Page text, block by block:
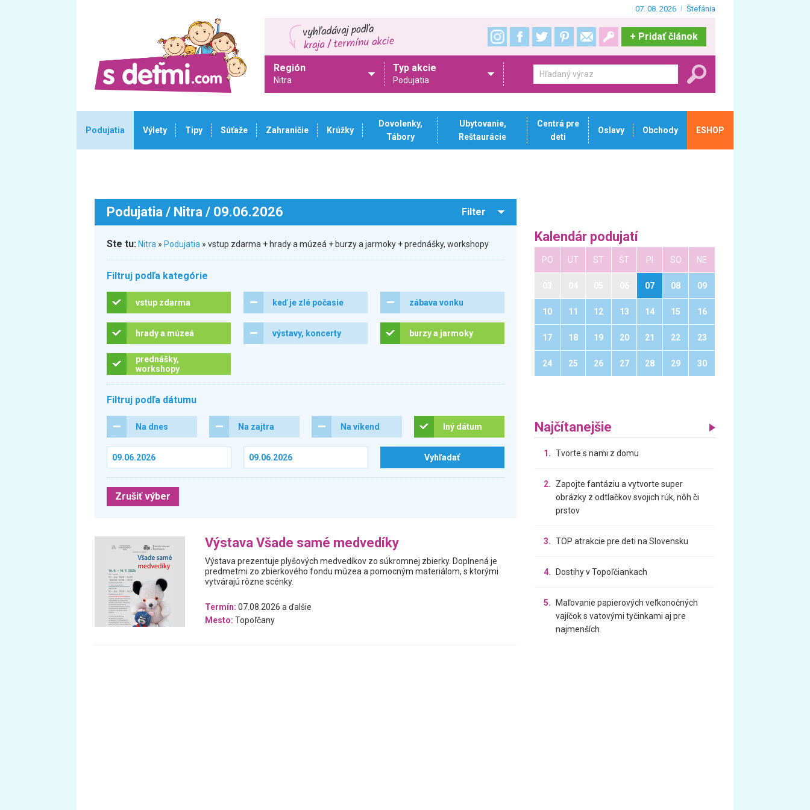
07. 08. 2026 Štefánia
+ Pridať článok
Región
Nitra
Typ akcie
Podujatia
Podujatia Výlety Tipy Súťaže Zahraničie Krúžky
Dovolenky,
Tábory
Ubytovanie,
Reštaurácie
Centrá pre
deti
Oslavy Obchody ESHOP
Podujatia / Nitra / 09.06.2026 Filter
Ste tu: Nitra » Podujatia » vstup zdarma + hrady a múzeá + burzy a jarmoky + prednášky, workshopy
Filtruj podľa kategórie
vstup zdarma keď je zlé počasie zábava vonku
hrady a múzeá výstavy, koncerty burzy a jarmoky
prednášky,
workshopy
Filtruj podľa dátumu
Na dnes Na zajtra Na víkend Iný dátum
Zrušiť výber
Výstava Všade samé medvedíky
Výstava prezentuje plyšových medvedíkov zo súkromnej zbierky. Doplnená je
predmetmi zo zbierkového fondu múzea a pomocným materiálom, s ktorými
vytvárajú rôzne scénky.
Termín: 07.08.2026 a ďalšie
Mesto: Topoľčany
Kalendár podujatí
PO UT ST ŠT PI SO NE
07 08 09
10 11 12 13 14 15 16
17 18 19 20 21 22 23
24 25 26 27 28 29 30
Najčítanejšie
1. Tvorte s nami z domu
2.
Zapojte fantáziu a vytvorte super
obrázky z odtlačkov svojich rúk, nôh či
prstov
3. TOP atrakcie pre deti na Slovensku
4. Dostihy v Topoľčiankach
5.
Maľovanie papierových veľkonočných
vajíčok s vatovými tyčinkami aj pre
najmenších